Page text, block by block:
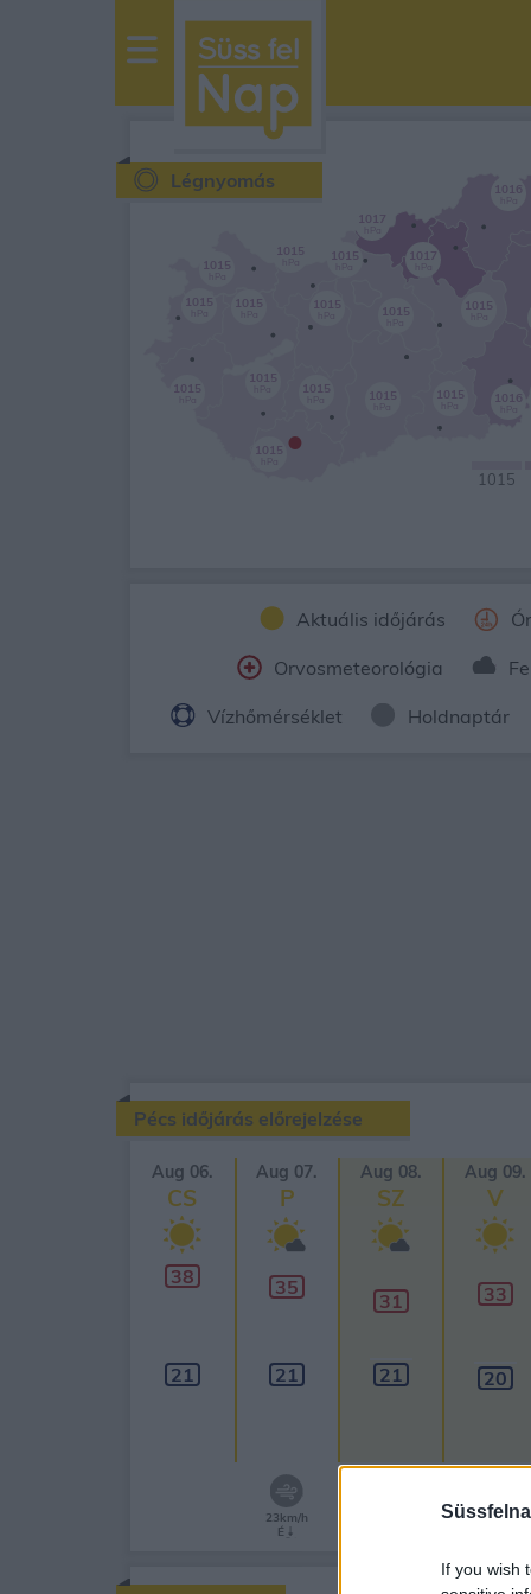
If you wish
sussfelnap.hu
időjárás
Légnyomás
•
1016
1015
1017
1015
1015
1015
1016
1015
1017
1015
1015
1015
1015
1015
1015 1015
1015
1015
1015
Aktuális időjárás
Orvosmeteorológia
Vízhőmérséklet Holdnaptár
Pécs időjárás előrejelzése
Aug 06.
CS
38
21
Aug 07.
P
35
21
23km/h
É
Aug 08.
SZ
31
21
Aug 09.
V
33
20